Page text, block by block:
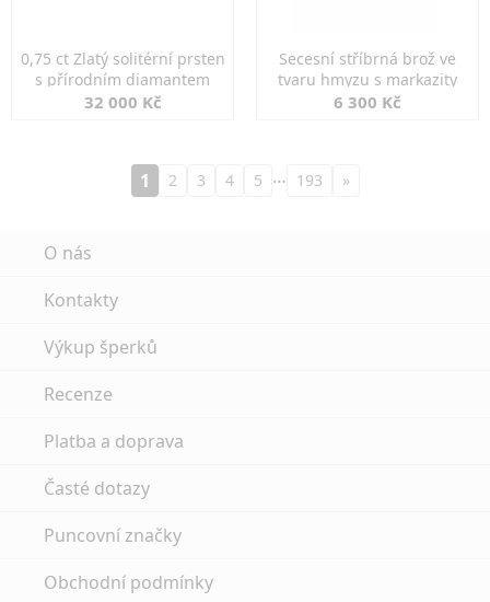
0,75 ct Zlatý solitérní prsten
s přírodním diamantem
32 000 Kč
Secesní stříbrná brož ve
tvaru hmyzu s markazity
6 300 Kč
1 2 3 4 5 … 193 »
O nás
Kontakty
Výkup šperků
Recenze
Platba a doprava
Časté dotazy
Puncovní značky
Obchodní podmínky